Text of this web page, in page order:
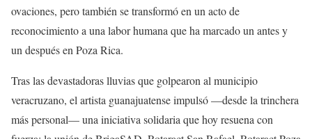
ovaciones, pero también se transformó en un acto de
reconocimiento a una labor humana que ha marcado un antes y
un después en Poza Rica.
Tras las devastadoras lluvias que golpearon al municipio
veracruzano, el artista guanajuatense impulsó —desde la trinchera
más personal— una iniciativa solidaria que hoy resuena con